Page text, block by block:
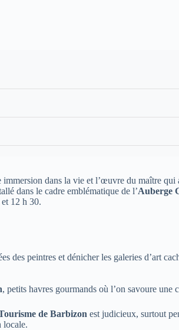
immersion dans la vie et l’œuvre du maître
dans le cadre emblématique de l’Auberge
12 h 30.
des peintres et dénicher les galeries d’art
, petits havres gourmands où l’on savoure une
de Barbizon est judicieux, surtout
locale.